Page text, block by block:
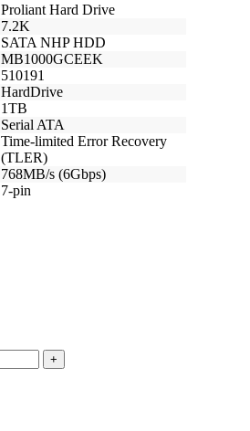
Proliant Hard Drive
7.2K
SATA NHP HDD
MB1000GCEEK
510191
HardDrive
1TB
Serial ATA
Time-limited Error Recovery
(TLER)
768MB/s (6Gbps)
7-pin